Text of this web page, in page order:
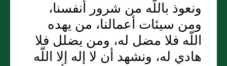
ونعوذ باللّه من شرور أنفسنا،
ومن سيئات أعمالنا، من يهده
اللّه فلا مضل له، ومن يضلل فلا
هادي له، ونشهد أن لا إله إلا اللّه